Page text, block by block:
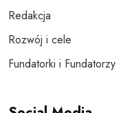
Redakcja
Rozwój i cele
Fundatorki i Fundatorzy